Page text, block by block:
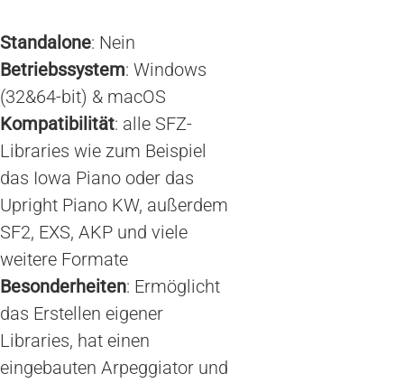
Standalone: Nein
Betriebssystem: Windows
(32&64-bit) & macOS
Kompatibilität: alle SFZ-
Libraries wie zum Beispiel
das Iowa Piano oder das
Upright Piano KW, außerdem
SF2, EXS, AKP und viele
weitere Formate
Besonderheiten: Ermöglicht
das Erstellen eigener
Libraries, hat einen
eingebauten Arpeggiator und